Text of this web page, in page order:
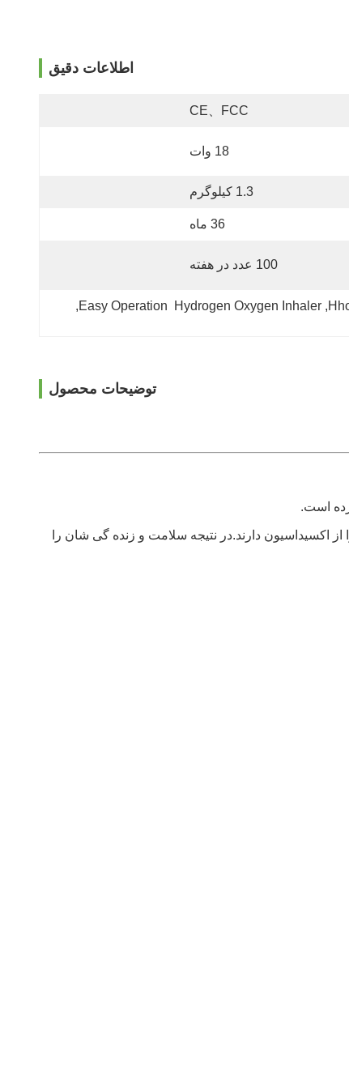
اطلاعات دقیق
CE、FCC
18 وات
1.3 کیلوگرم
36 ماه
100 عدد در هفته
,
Easy Operation  Hydrogen Oxygen Inhaler
,
توضیحات محصول
اکسیداسیون دارند.در نتیجه سلامت و زنده گی شان را